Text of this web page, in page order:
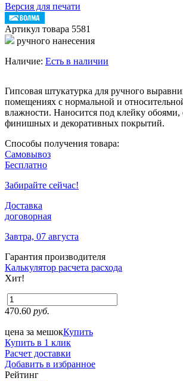
Версия для печати
Артикул товара 5581
ручного нанесения
Наличие: Есть в наличии
Гипсовая штукатурка для ручного
помещениях с нормальной и
влажности. Наносится под клейку
финишных и декоративных покрытий.
Способы получения товара:
Самовывоз
Бесплатно
Забирайте сейчас!
Доставка
договорная
Завтра, 07 августа
Гарантия производителя
Калькулятор расчета расхода
Хит!
470.60 руб.
цена за мешокКупить
Купить в 1 клик
Расчет доставки
Добавить в избранное
Рейтинг